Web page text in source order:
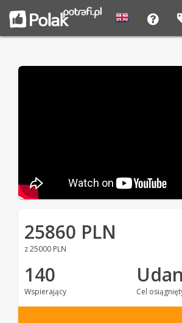
25860 PLN
z 25000 PLN
140
Wspierający Cel